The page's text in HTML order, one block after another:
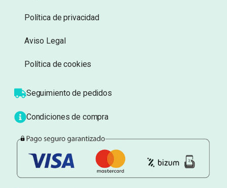
Política de privacidad
Aviso Legal
Política de cookies
Seguimiento de pedidos
Condiciones de compra